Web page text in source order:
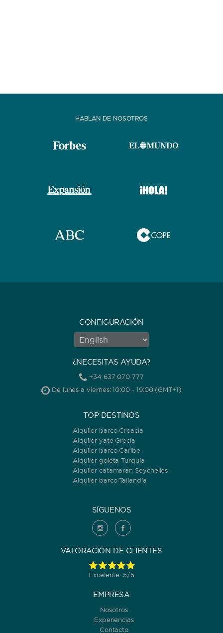
HABLAN DE NOSOTROS
CONFIGURACIÓN
¿NECESITAS AYUDA?
+34 637 070 777
De lunes a viernes: 10:00 - 19:00 (GMT+1)
TOP DESTINOS
Alquiler barco Croacia
Alquiler yate Grecia
Alquiler barco Caribe
Alquiler goleta Turquía
Alquiler catamaran Seychelles
Alquiler barco Tailandia
SÍGUENOS
VALORACIÓN DE CLIENTES
Excelente: 5/5
EMPRESA
Nosotros
Experiencias
Contacto